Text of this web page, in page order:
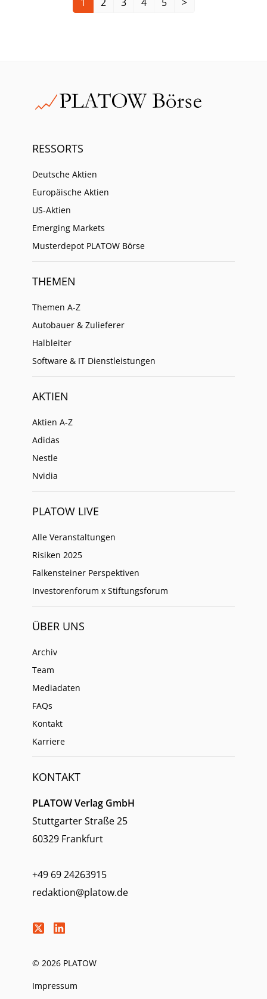
RESSORTS
Deutsche Aktien
Europäische Aktien
US-Aktien
Emerging Markets
Musterdepot PLATOW Börse
THEMEN
Themen A-Z
Autobauer & Zulieferer
Halbleiter
Software & IT Dienstleistungen
AKTIEN
Aktien A-Z
Adidas
Nestle
Nvidia
PLATOW LIVE
Alle Veranstaltungen
Risiken 2025
Falkensteiner Perspektiven
Investorenforum x Stiftungsforum
ÜBER UNS
Archiv
Team
Mediadaten
FAQs
Kontakt
Karriere
KONTAKT
PLATOW Verlag GmbH
Stuttgarter Straße 25
60329 Frankfurt
+49 69 24263915
redaktion@platow.de
© 2026 PLATOW
Impressum